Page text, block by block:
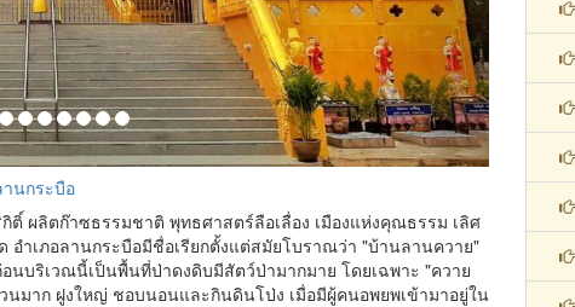
นกระบือ
ติ์ ผลิตก๊าซธรรมชาติ พุทธศาสตร์ลือเลื่อง เมืองแห่งคุณธรรม เลิศ
อำเภอลานกระบือมีชื่อเรียกตั้งแต่สมัยโบราณว่า "บ้านลานควาย"
อนบริเวณนี้เป็นพื้นที่ป่าดงดิบมีสัตว์ป่ามากมาย โดยเฉพาะ "ควาย
นมาก ฝูงใหญ่ ชอบนอนและกินดินโป่ง เมื่อมีผู้คนอพยพเข้ามาอยู่ใน